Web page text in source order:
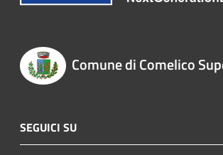
Comune di Comelico
SEGUICI SU